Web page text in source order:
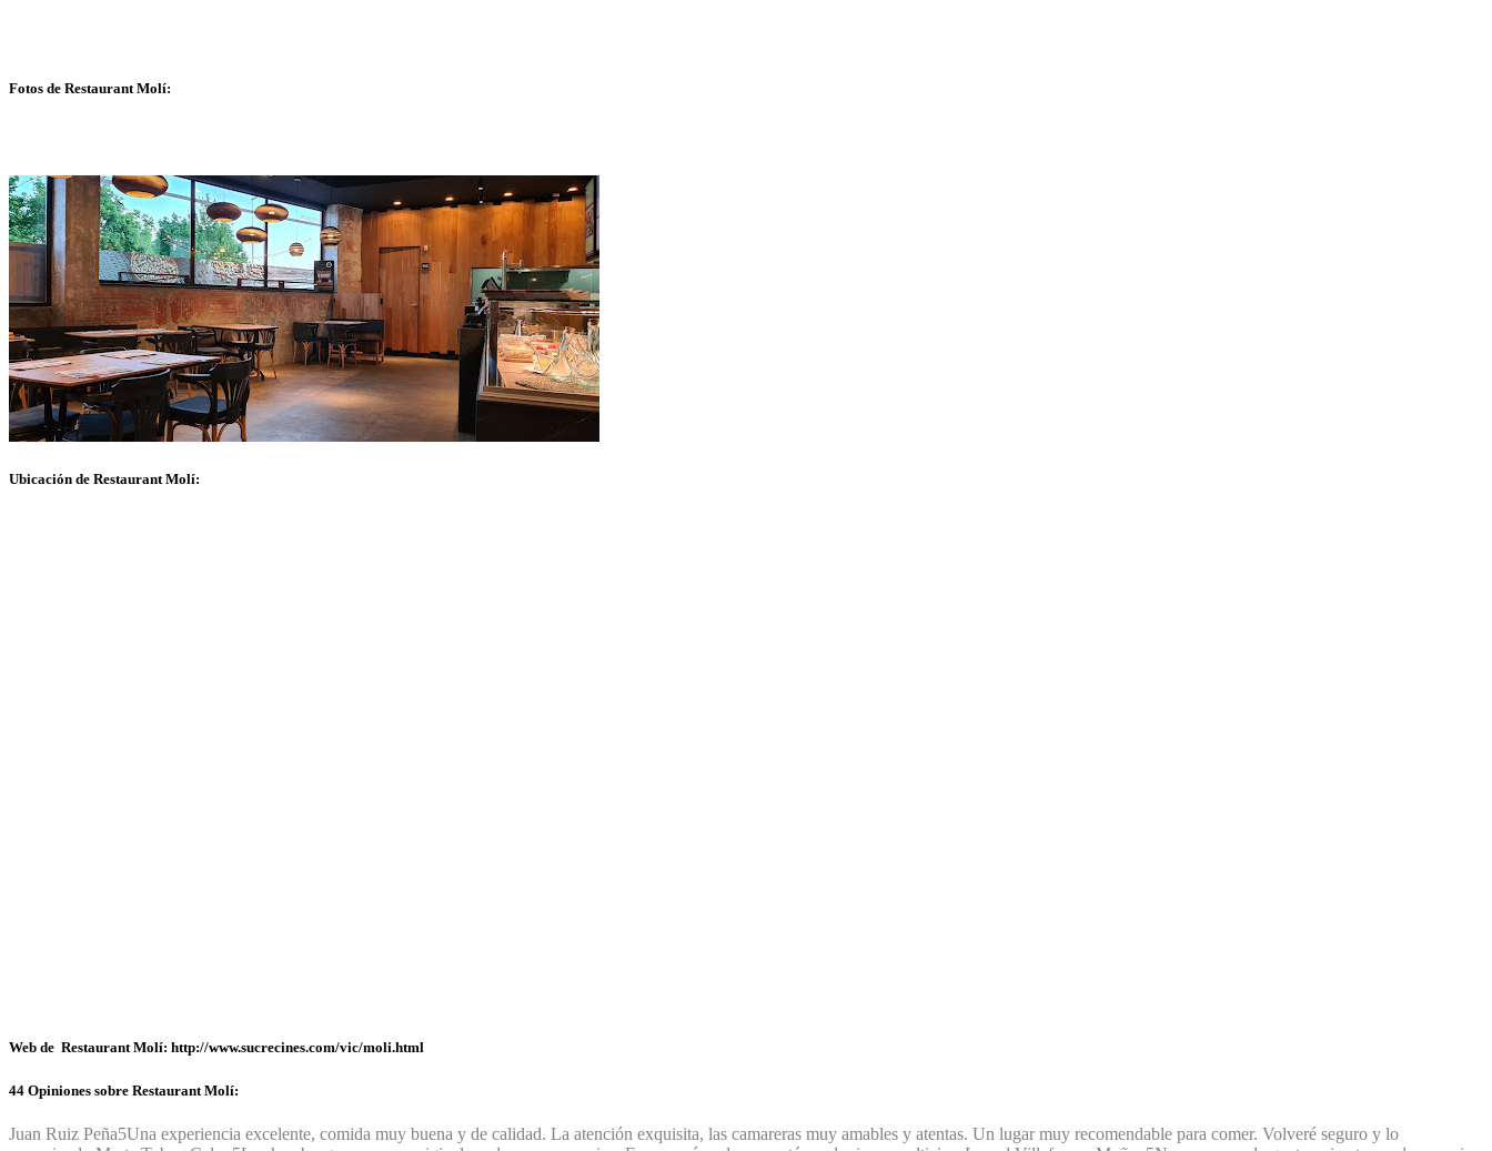
Fotos de Restaurant Molí:
Ubicación de Restaurant Molí:
Web de Restaurant Molí: http://www.sucrecines.com/vic/moli.html
44 Opiniones sobre Restaurant Molí:
Juan Ruiz Peña5Una experiencia excelente, comida muy buena y de calidad. La atención exquisita, las camareras muy amables y atentas. Un lugar muy recomendable para comer. Volveré seguro y lo